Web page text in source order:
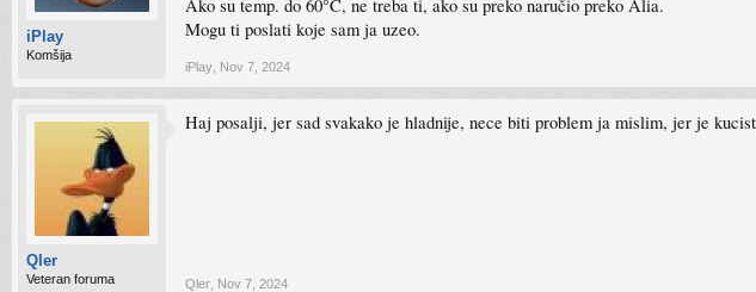
iPlay
Komšija
Ako su temp. do 60°C, ne treba ti, ako su preko naručio preko Alia.
Mogu ti poslati koje sam ja uzeo.
iPlay Nov 7, 2024
Qler
Veteran foruma
Haj posalji, jer sad svakako je hladnije, nece biti problem ja mislim, jer je
Qler Nov 7, 2024